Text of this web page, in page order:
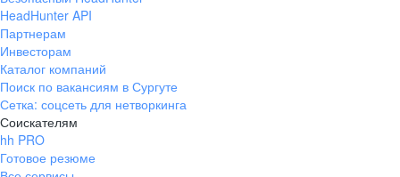
HeadHunter API
Партнерам
Инвесторам
Каталог компаний
Поиск по вакансиям в Сургуте
Сетка: соцсеть для нетворкинга
Соискателям
hh PRO
Готовое резюме